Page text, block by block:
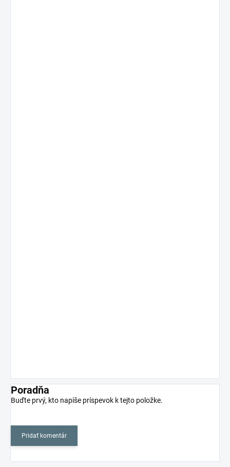
Poradňa
Buďte prvý, kto napíše príspevok k tejto položke.
Pridať komentár